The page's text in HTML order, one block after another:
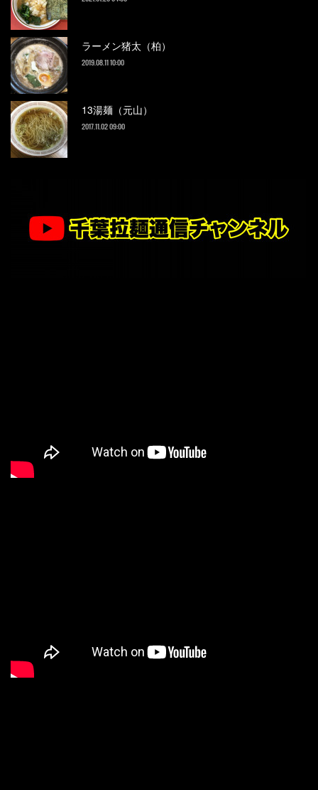
ラーメン猪太（柏）
2019.08.11 10:00
13湯麺（元山）
2017.11.02 09:00